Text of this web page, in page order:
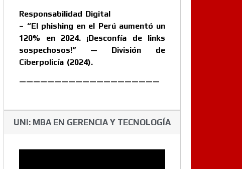
Responsabilidad Digital
– “El phishing en el Perú aumentó un
120% en 2024. ¡Desconfía de links
sospechosos!” — División de
Ciberpolicía (2024).
————————————————————
UNI: MBA EN GERENCIA Y TECNOLOGÍA